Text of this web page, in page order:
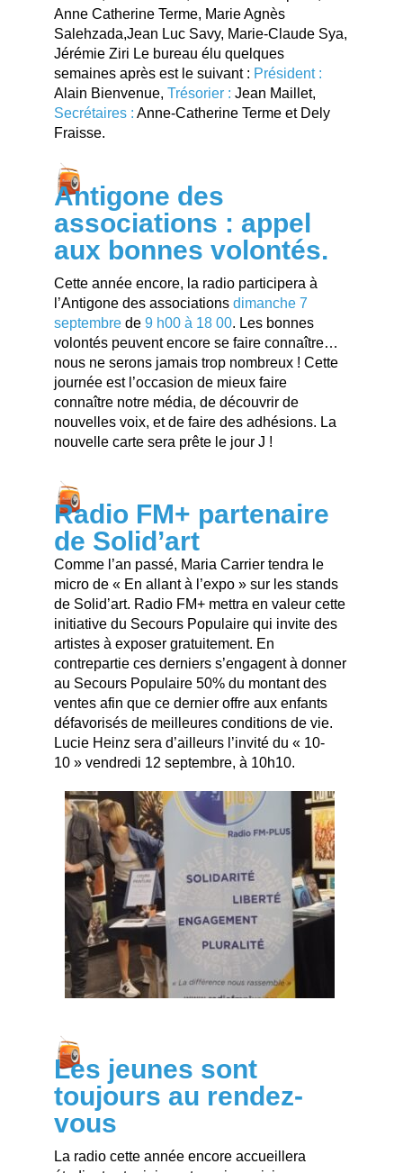
Anne Catherine Terme, Marie Agnès
Salehzada,Jean Luc Savy, Marie-Claude Sya,
Jérémie Ziri Le bureau élu quelques
semaines après est le suivant : Président :
Alain Bienvenue, Trésorier : Jean Maillet,
Secrétaires : Anne-Catherine Terme et Dely
Fraisse.
Antigone des
associations : appel
aux bonnes volontés.
Cette année encore, la radio participera à
l’Antigone des associations dimanche 7
septembre de 9 h00 à 18 00. Les bonnes
volontés peuvent encore se faire connaître…
nous ne serons jamais trop nombreux ! Cette
journée est l’occasion de mieux faire
connaître notre média, de découvrir de
nouvelles voix, et de faire des adhésions. La
nouvelle carte sera prête le jour J !
Radio FM+ partenaire
de Solid’art
Comme l’an passé, Maria Carrier tendra le
micro de « En allant à l’expo » sur les stands
de Solid’art. Radio FM+ mettra en valeur cette
initiative du Secours Populaire qui invite des
artistes à exposer gratuitement. En
contrepartie ces derniers s’engagent à donner
au Secours Populaire 50% du montant des
ventes afin que ce dernier offre aux enfants
défavorisés de meilleures conditions de vie.
Lucie Heinz sera d’ailleurs l’invité du « 10-
10 » vendredi 12 septembre, à 10h10.
Les jeunes sont
toujours au rendez-
vous
La radio cette année encore accueillera